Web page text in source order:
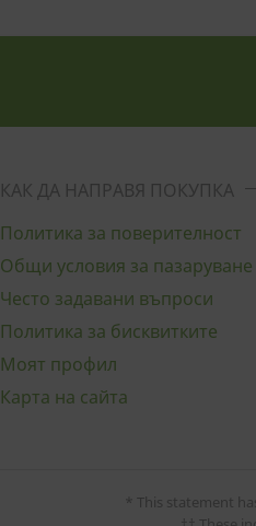
КАК ДА НАПРАВЯ ПОКУПКА
Политика за поверителност
Общи условия за пазаруване
Често задавани въпроси
Политика за бисквитките
Моят профил
Карта на сайта
* This statement